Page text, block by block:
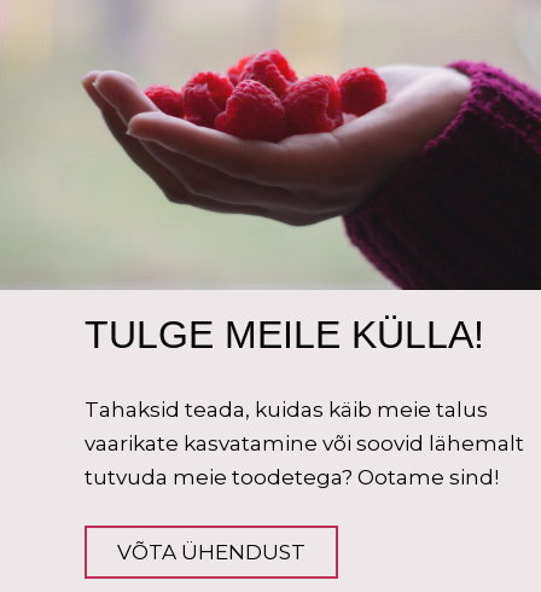
TULGE MEILE KÜLLA!
Tahaksid teada, kuidas käib meie talus
vaarikate kasvatamine või soovid lähemalt
tutvuda meie toodetega? Ootame sind!
VÕTA ÜHENDUST